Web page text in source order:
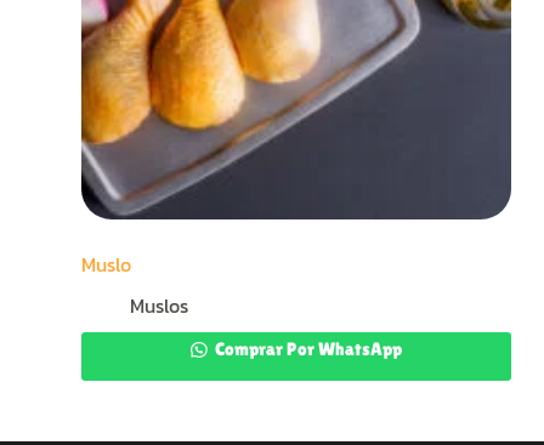
Muslo
Muslos
Comprar Por WhatsApp